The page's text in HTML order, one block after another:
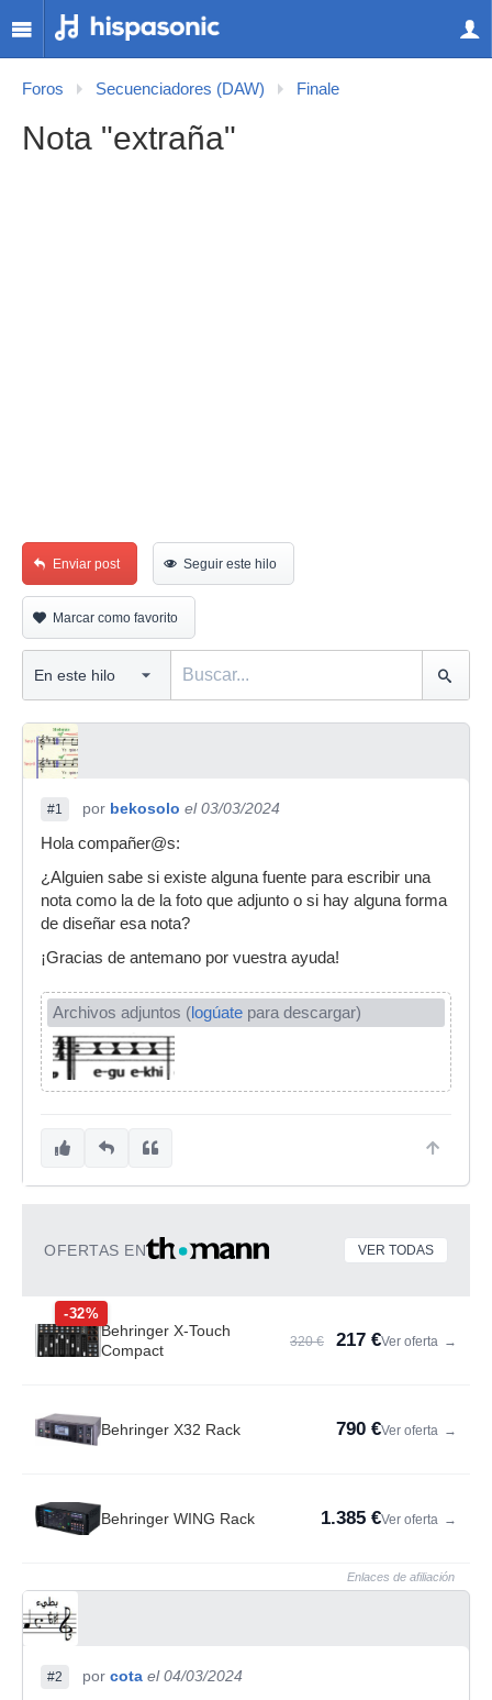
Foros Secuenciadores (DAW) Finale
Nota "extraña"
Enviar post Seguir este hilo
Marcar como favorito
#1 por bekosolo el 03/03/2024
Hola compañer@s:
¿Alguien sabe si existe alguna fuente para escribir una
nota como la de la foto que adjunto o si hay alguna forma
de diseñar esa nota?
¡Gracias de antemano por vuestra ayuda!
Archivos adjuntos (logúate para descargar)
OFERTAS EN VER TODAS
-32%
Behringer X-Touch
Compact
320 € 217 €Ver oferta →
Behringer X32 Rack 790 €Ver oferta →
Behringer WING Rack 1.385 €Ver oferta →
Enlaces de afiliación
#2 por cota el 04/03/2024